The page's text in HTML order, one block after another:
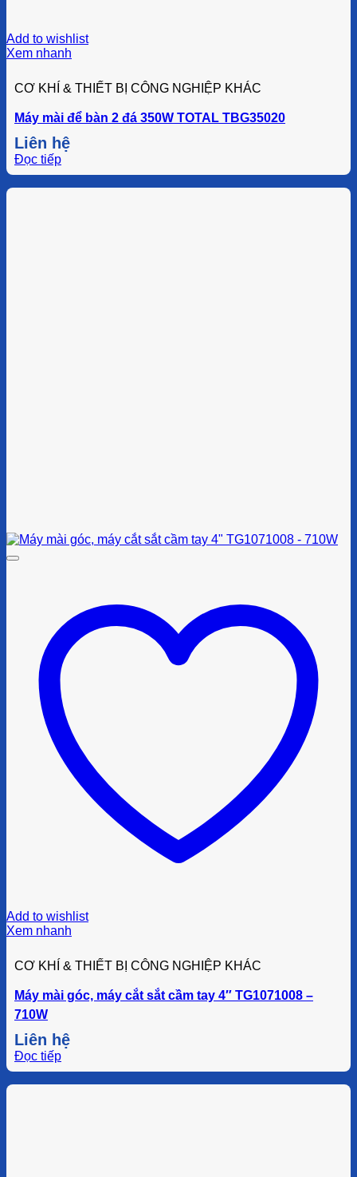
Add to wishlist
Xem nhanh
CƠ KHÍ & THIẾT BỊ CÔNG NGHIỆP KHÁC
Máy mài để bàn 2 đá 350W TOTAL TBG35020
Liên hệ
Đọc tiếp
Add to wishlist
Xem nhanh
CƠ KHÍ & THIẾT BỊ CÔNG NGHIỆP KHÁC
Máy mài góc, máy cắt sắt cầm tay 4″ TG1071008 –
710W
Liên hệ
Đọc tiếp